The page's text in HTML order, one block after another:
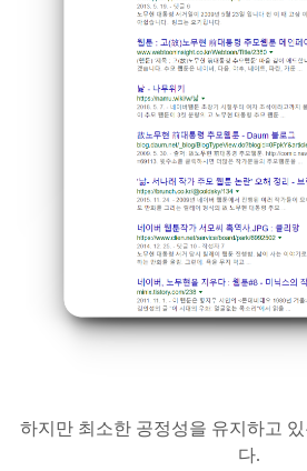
하지만 최소한 공정성을 유지하고
다.